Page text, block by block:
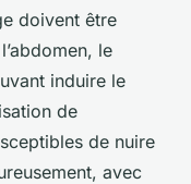
doivent être
le
induire le
de
de nuire
avec